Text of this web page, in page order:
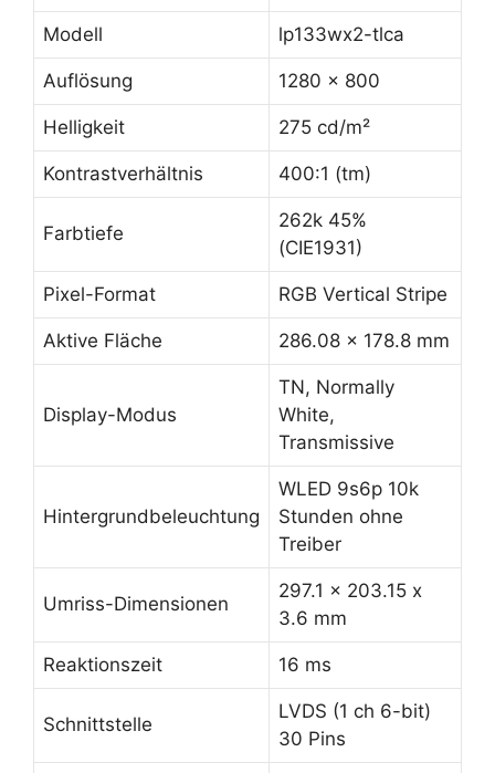
Modell lp133wx2-tlca
Auflösung 1280 x 800
Helligkeit 275 cd/m²
Kontrastverhältnis 400:1 (tm)
Farbtiefe
262k 45%
(CIE1931)
Pixel-Format RGB Vertical Stripe
Aktive Fläche 286.08 x 178.8 mm
Display-Modus
TN, Normally
White,
Transmissive
Hintergrundbeleuchtung
WLED 9s6p 10k
Stunden ohne
Treiber
Umriss-Dimensionen
297.1 x 203.15 x
3.6 mm
Reaktionszeit 16 ms
Schnittstelle
LVDS (1 ch 6-bit)
30 Pins